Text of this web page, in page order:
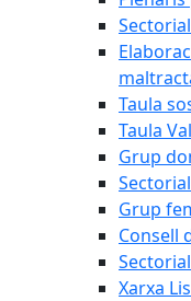
Taula
Taula
Grup
Grup
Consell
Xarxa